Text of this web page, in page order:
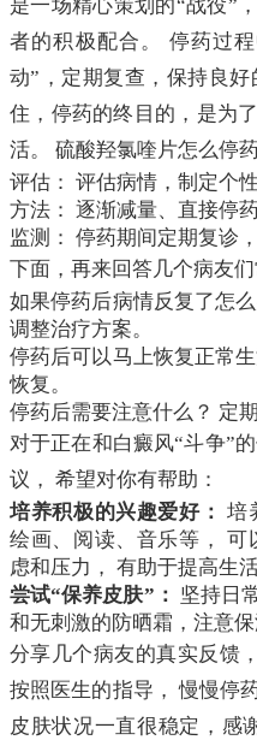
是一场精心策划的“战役”
者的积极配合。 停药过
动”，定期复查，保持良
住，停药的终目的，是为
活。 硫酸羟氯喹片怎么停
评估： 评估病情，制定个
方法： 逐渐减量、直接停
监测： 停药期间定期复诊
下面，再来回答几个病友们
如果停药后病情反复了怎
调整治疗方案。
停药后可以马上恢复正常
恢复。
停药后需要注意什么？ 定
对于正在和白癜风“斗争”
议， 希望对你有帮助：
培养积极的兴趣爱好： 培
绘画、阅读、音乐等， 可
虑和压力， 有助于提高生活
尝试“保养皮肤”： 坚持日
和无刺激的防晒霜，注意
分享几个病友的真实反馈
按照医生的指导， 慢慢停
皮肤状况一直很稳定，感